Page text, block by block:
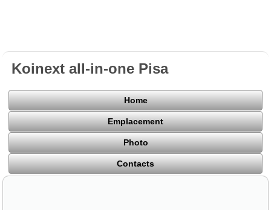
Koinext all-in-one Pisa
Home
Emplacement
Photo
Contacts